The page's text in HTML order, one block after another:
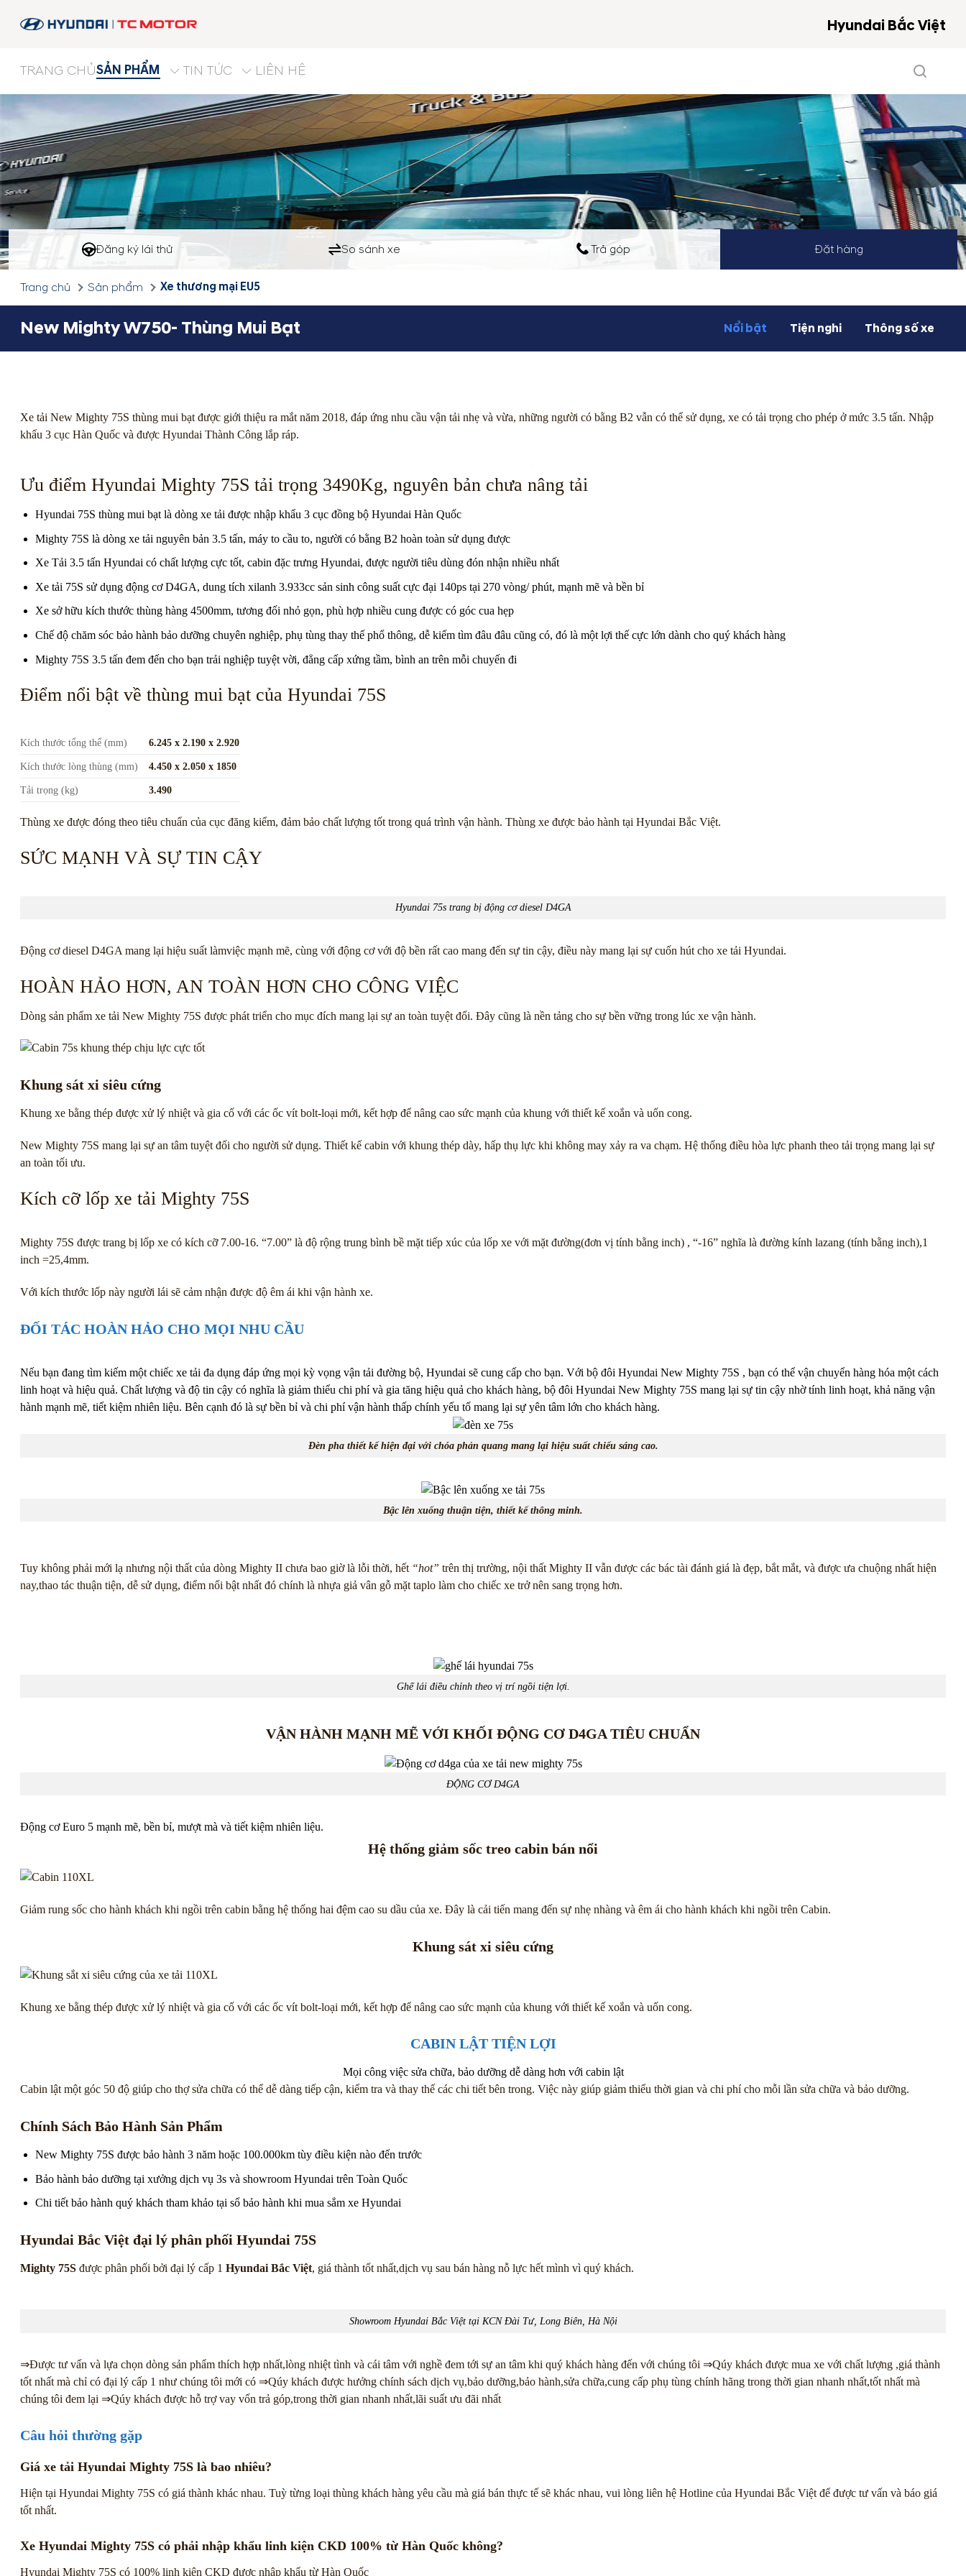
Hyundai Bắc Việt
TRANG CHỦSẢN PHẨM TIN TỨC LIÊN HỆ
Đăng ký lái thử So sánh xe Trả góp Đặt hàng
Trang chủ Sản phẩm Xe thương mại EU5
New Mighty W750- Thùng Mui Bạt Nổi bật Tiện nghi Thông số xe
Xe tải New Mighty 75S thùng mui bạt được giới thiệu ra mắt năm 2018, đáp ứng nhu cầu vận tải nhẹ và vừa, những người có bằng B2 vẫn có thể sử dụng, xe có tải trọng cho phép ở mức 3.5 tấn. Nhập
khẩu 3 cục Hàn Quốc và được Hyundai Thành Công lắp ráp.
Ưu điểm Hyundai Mighty 75S tải trọng 3490Kg, nguyên bản chưa nâng tải
Hyundai 75S thùng mui bạt là dòng xe tải được nhập khẩu 3 cục đồng bộ Hyundai Hàn Quốc
Mighty 75S là dòng xe tải nguyên bản 3.5 tấn, máy to cầu to, người có bằng B2 hoàn toàn sử dụng được
Xe Tải 3.5 tấn Hyundai có chất lượng cực tốt, cabin đặc trưng Hyundai, được người tiêu dùng đón nhận nhiều nhất
Xe tải 75S sử dụng động cơ D4GA, dung tích xilanh 3.933cc sản sinh công suất cực đại 140ps tại 270 vòng/ phút, mạnh mẽ và bền bỉ
Xe sở hữu kích thước thùng hàng 4500mm, tương đối nhỏ gọn, phù hợp nhiều cung được có góc cua hẹp
Chế độ chăm sóc bảo hành bảo dưỡng chuyên nghiệp, phụ tùng thay thế phổ thông, dễ kiếm tìm đâu đâu cũng có, đó là một lợi thế cực lớn dành cho quý khách hàng
Mighty 75S 3.5 tấn đem đến cho bạn trải nghiệp tuyệt vời, đẳng cấp xứng tầm, bình an trên mỗi chuyến đi
Điểm nổi bật về thùng mui bạt của Hyundai 75S
Kích thước tổng thể (mm) 6.245 x 2.190 x 2.920
Kích thước lòng thùng (mm) 4.450 x 2.050 x 1850
Tải trọng (kg) 3.490
Thùng xe được đóng theo tiêu chuẩn của cục đăng kiểm, đảm bảo chất lượng tốt trong quá trình vận hành. Thùng xe được bảo hành tại Hyundai Bắc Việt.
SỨC MẠNH VÀ SỰ TIN CẬY
Hyundai 75s trang bị động cơ diesel D4GA
Động cơ diesel D4GA mang lại hiệu suất làmviệc mạnh mẽ, cùng với động cơ với độ bền rất cao mang đến sự tin cậy, điều này mang lại sự cuốn hút cho xe tải Hyundai.
HOÀN HẢO HƠN, AN TOÀN HƠN CHO CÔNG VIỆC
Dòng sản phẩm xe tải New Mighty 75S được phát triển cho mục đích mang lại sự an toàn tuyệt đối. Đây cũng là nền tảng cho sự bền vững trong lúc xe vận hành.
Khung sát xi siêu cứng
Khung xe bằng thép được xử lý nhiệt và gia cố với các ốc vít bolt-loại mới, kết hợp để nâng cao sức mạnh của khung với thiết kế xoắn và uốn cong.
New Mighty 75S mang lại sự an tâm tuyệt đối cho người sử dụng. Thiết kế cabin với khung thép dày, hấp thụ lực khi không may xảy ra va chạm. Hệ thống điều hòa lực phanh theo tải trọng mang lại sự
an toàn tối ưu.
Kích cỡ lốp xe tải Mighty 75S
Mighty 75S được trang bị lốp xe có kích cỡ 7.00-16. “7.00” là độ rộng trung bình bề mặt tiếp xúc của lốp xe với mặt đường(đơn vị tính bằng inch) , “-16” nghĩa là đường kính lazang (tính bằng inch),1
inch =25,4mm.
Với kích thước lốp này người lái sẽ cảm nhận được độ êm ái khi vận hành xe.
ĐỐI TÁC HOÀN HẢO CHO MỌI NHU CẦU
Nếu bạn đang tìm kiếm một chiếc xe tải đa dụng đáp ứng mọi kỳ vọng vận tải đường bộ, Hyundai sẽ cung cấp cho bạn. Với bộ đôi Hyundai New Mighty 75S , bạn có thể vận chuyển hàng hóa một cách
linh hoạt và hiệu quả. Chất lượng và độ tin cậy có nghĩa là giảm thiểu chi phí và gia tăng hiệu quả cho khách hàng, bộ đôi Hyundai New Mighty 75S mang lại sự tin cậy nhờ tính linh hoạt, khả năng vận
hành mạnh mẽ, tiết kiệm nhiên liệu. Bên cạnh đó là sự bền bỉ và chi phí vận hành thấp chính yếu tố mang lại sự yên tâm lớn cho khách hàng.
Đèn pha thiết kế hiện đại với chóa phản quang mang lại hiệu suất chiếu sáng cao.
Bậc lên xuống thuận tiện, thiết kế thông minh.
Tuy không phải mới lạ nhưng nội thất của dòng Mighty II chưa bao giờ là lỗi thời, hết “hot” trên thị trường, nội thất Mighty II vẫn được các bác tài đánh giá là đẹp, bắt mắt, và được ưa chuộng nhất hiện
nay,thao tác thuận tiện, dễ sử dụng, điểm nổi bật nhất đó chính là nhựa giả vân gỗ mặt taplo làm cho chiếc xe trở nên sang trọng hơn.
Ghế lái điều chỉnh theo vị trí ngồi tiện lợi.
VẬN HÀNH MẠNH MẼ VỚI KHỐI ĐỘNG CƠ D4GA TIÊU CHUẨN
ĐỘNG CƠ D4GA
Động cơ Euro 5 mạnh mẽ, bền bỉ, mượt mà và tiết kiệm nhiên liệu.
Hệ thống giảm sốc treo cabin bán nổi
Giảm rung sốc cho hành khách khi ngồi trên cabin bằng hệ thống hai đệm cao su dầu của xe. Đây là cải tiến mang đến sự nhẹ nhàng và êm ái cho hành khách khi ngồi trên Cabin.
Khung sát xi siêu cứng
Khung xe bằng thép được xử lý nhiệt và gia cố với các ốc vít bolt-loại mới, kết hợp để nâng cao sức mạnh của khung với thiết kế xoắn và uốn cong.
CABIN LẬT TIỆN LỢI
Mọi công việc sửa chữa, bảo dưỡng dễ dàng hơn với cabin lật
Cabin lật một góc 50 độ giúp cho thợ sửa chữa có thể dễ dàng tiếp cận, kiểm tra và thay thế các chi tiết bên trong. Việc này giúp giảm thiểu thời gian và chi phí cho mỗi lần sửa chữa và bảo dưỡng.
Chính Sách Bảo Hành Sản Phẩm
New Mighty 75S được bảo hành 3 năm hoặc 100.000km tùy điều kiện nào đến trước
Bảo hành bảo dưỡng tại xưởng dịch vụ 3s và showroom Hyundai trên Toàn Quốc
Chi tiết bảo hành quý khách tham khảo tại sổ bảo hành khi mua sắm xe Hyundai
Hyundai Bắc Việt đại lý phân phối Hyundai 75S
Mighty 75S được phân phối bởi đại lý cấp 1 Hyundai Bắc Việt, giá thành tốt nhất,dịch vụ sau bán hàng nỗ lực hết mình vì quý khách.
Showroom Hyundai Bắc Việt tại KCN Đài Tư, Long Biên, Hà Nội
⇒Được tư vấn và lựa chọn dòng sản phẩm thích hợp nhất,lòng nhiệt tình và cái tâm với nghề đem tới sự an tâm khi quý khách hàng đến với chúng tôi ⇒Qúy khách được mua xe với chất lượng ,giá thành
tốt nhất mà chỉ có đại lý cấp 1 như chúng tôi mới có ⇒Qúy khách được hưởng chính sách dịch vụ,bảo dưỡng,bảo hành,sửa chữa,cung cấp phụ tùng chính hãng trong thời gian nhanh nhất,tốt nhất mà
chúng tôi đem lại ⇒Qúy khách được hỗ trợ vay vốn trả góp,trong thời gian nhanh nhất,lãi suất ưu đãi nhất
Câu hỏi thường gặp
Giá xe tải Hyundai Mighty 75S là bao nhiêu?
Hiện tại Hyundai Mighty 75S có giá thành khác nhau. Tuỳ từng loại thùng khách hàng yêu cầu mà giá bán thực tế sẽ khác nhau, vui lòng liên hệ Hotline của Hyundai Bắc Việt để được tư vấn và báo giá
tốt nhất.
Xe Hyundai Mighty 75S có phải nhập khẩu linh kiện CKD 100% từ Hàn Quốc không?
Hyundai Mighty 75S có 100% linh kiện CKD được nhập khẩu từ Hàn Quốc